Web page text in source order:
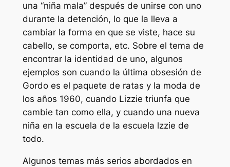
una “niña mala” después de unirse con uno
durante la detención, lo que la lleva a
cambiar la forma en que se viste, hace su
cabello, se comporta, etc. Sobre el tema de
encontrar la identidad de uno, algunos
ejemplos son cuando la última obsesión de
Gordo es el paquete de ratas y la moda de
los años 1960, cuando Lizzie triunfa que
cambie tan como ella, y cuando una nueva
niña en la escuela de la escuela lzzie de
todo.
Algunos temas más serios abordados en